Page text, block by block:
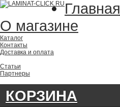
Главная
О магазине
Каталог
Контакты
Доставка и оплата
Статьи
Партнеры
КОРЗИНА